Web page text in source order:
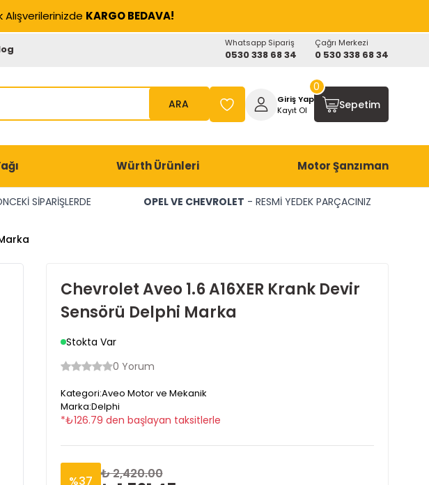
KARGO BEDAVA!
Whatsapp Sipariş
0530 338 68 34
Çağrı Merkezi
0 530 338 68 34
ARA
Giriş Yap
Kayıt Ol
Sepetim
0
Würth Ürünleri Motor Şanzıman
SİPARİŞLERDE OPEL VE CHEVROLET - RESMİ YEDEK PARÇACINIZ
Chevrolet Aveo 1.6 A16XER Krank Devir
Sensörü Delphi Marka
Stokta Var
0 Yorum
Kategori:Aveo Motor ve Mekanik
Marka:Delphi
*₺126.79 den başlayan taksitlerle
%37 ₺ 2,420.00